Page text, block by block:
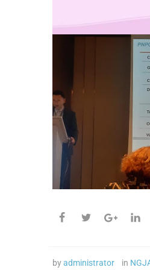
byadministrator in